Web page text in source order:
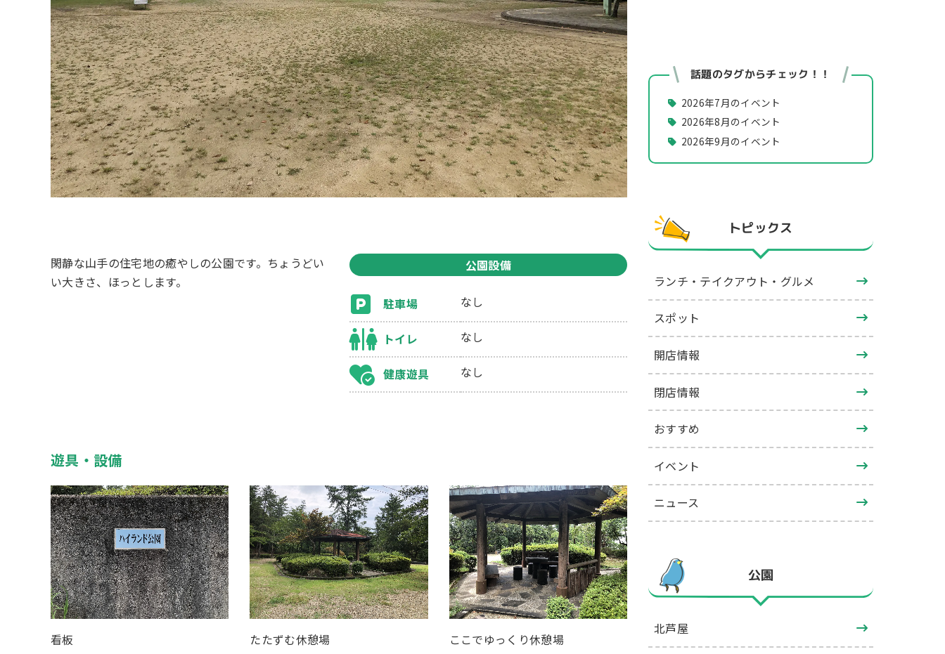
閑静な山手の住宅地の癒やしの公園です。ちょうどい
い大きさ、ほっとします。
公園設備
駐車場 なし
トイレ なし
健康遊具 なし
遊具・設備
看板 たたずむ休憩場 ここでゆっくり休憩場
話題のタグからチェック！！
2026年7月のイベント
2026年8月のイベント
2026年9月のイベント
トピックス
ランチ・テイクアウト・グルメ
スポット
開店情報
閉店情報
おすすめ
イベント
ニュース
公園
北芦屋